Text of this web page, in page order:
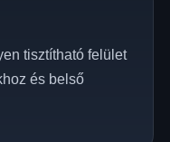
tisztítható felület
és belső